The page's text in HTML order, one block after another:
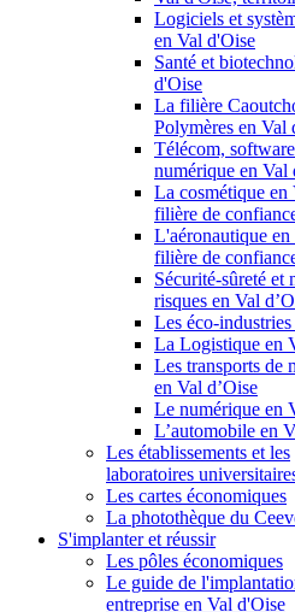
Logiciels et
en Val d'Oise
Santé et
d'Oise
La filière
Polymères en Val
Télécom,
numérique en Val
La cosmétique en
filière de
L'aéronautique en
filière de
Sécurité-sûreté et
risques en Val
Les éco-
La Logistique en
Les transports de
en Val d’Oise
Le numérique en
L’automobile en
Les établissements et les
laboratoires
Les cartes économiques
La photothèque du
S'implanter et réussir
Les pôles économiques
Le guide de
entreprise en Val d'Oise